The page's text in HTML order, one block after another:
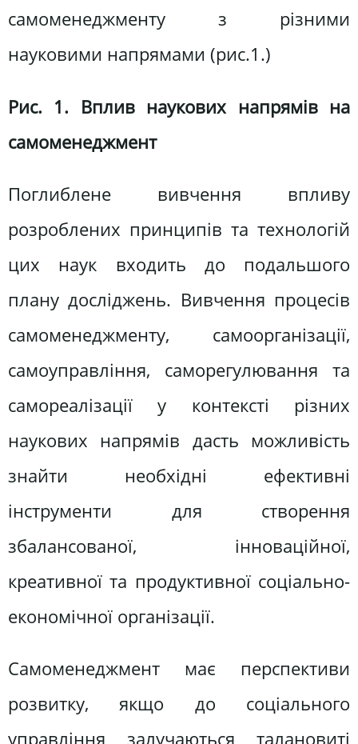
самоменеджменту з різними
науковими напрямами (рис.1.)
Рис. 1. Вплив наукових напрямів на
самоменеджмент
Поглиблене вивчення впливу
розроблених принципів та технологій
цих наук входить до подальшого
плану досліджень. Вивчення процесів
самоменеджменту, самоорганізації,
самоуправління, саморегулювання та
самореалізації у контексті різних
наукових напрямів дасть можливість
знайти необхідні ефективні
інструменти для створення
збалансованої, інноваційної,
креативної та продуктивної соціально-
економічної організації.
Самоменеджмент має перспективи
розвитку, якщо до соціального
управління залучаються талановиті